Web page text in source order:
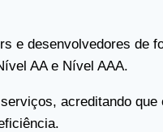
e desenvolvedores de
AA e Nível AAA.
acreditando que